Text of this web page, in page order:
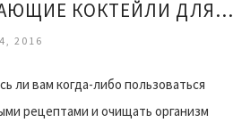
ОЧИЩАЮЩИЕ КОКТЕЙЛИ ДЛЯ ПОХУДЕНИЯ РЕЦЕПТЫ
2016
ли вам когда-либо пользоваться
рецептами и очищать организм